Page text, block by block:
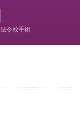
法令紋手術